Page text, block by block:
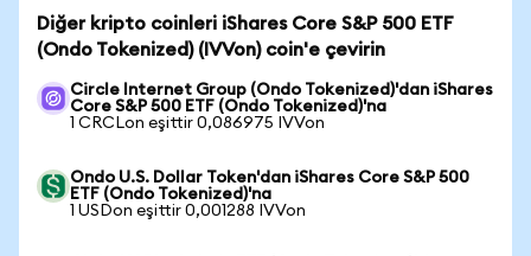
Diğer kripto coinleri iShares Core S&P 500 ETF
(Ondo Tokenized) (IVVon) coin'e çevirin
Circle Internet Group (Ondo Tokenized)'dan iShares
Core S&P 500 ETF (Ondo Tokenized)'na
1 CRCLon eşittir 0,086975 IVVon
Ondo U.S. Dollar Token'dan iShares Core S&P 500
ETF (Ondo Tokenized)'na
1 USDon eşittir 0,001288 IVVon